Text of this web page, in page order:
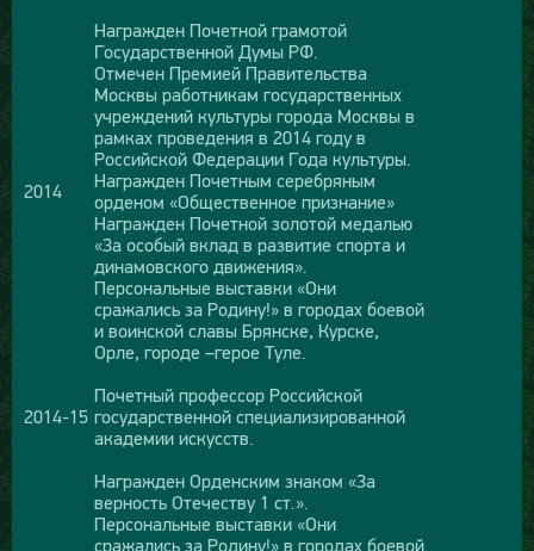
2014
Награжден Почетной грамотой
Государственной Думы РФ.
Отмечен Премией Правительства
Москвы работникам государственных
учреждений культуры города Москвы в
рамках проведения в 2014 году в
Российской Федерации Года культуры.
Награжден Почетным серебряным
орденом «Общественное признание»
Награжден Почетной золотой медалью
«За особый вклад в развитие спорта и
динамовского движения».
Персональные выставки «Они
сражались за Родину!» в городах боевой
и воинской славы Брянске, Курске,
Орле, городе –герое Туле.
2014-15
Почетный профессор Российской
государственной специализированной
академии искусств.
Награжден Орденским знаком «За
верность Отечеству 1 ст.».
Персональные выставки «Они
сражались за Родину!» в городах боевой